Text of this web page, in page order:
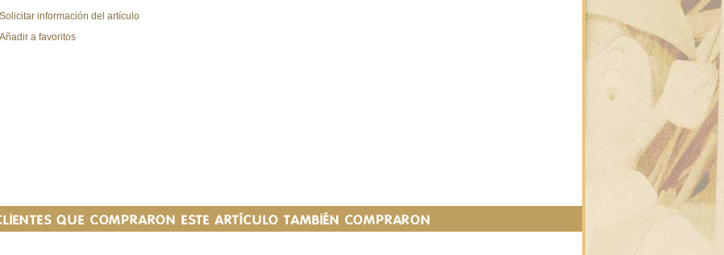
Solicitar información del artículo
Añadir a favoritos
QUE COMPRARON ESTE ARTÍCULO TAMBIÉN COMPRARON